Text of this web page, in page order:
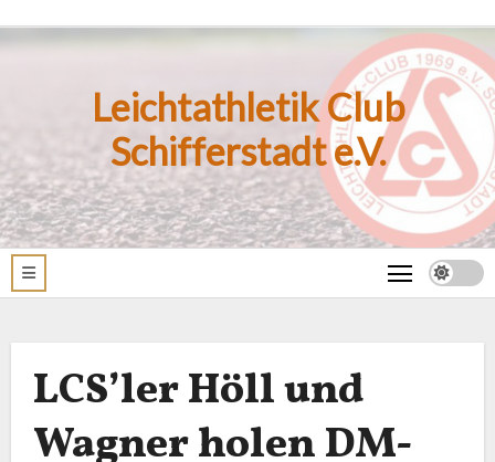
Inhalt
Leichtathletik Club
Schifferstadt e.V.
LCS’ler Höll und
Wagner holen DM-